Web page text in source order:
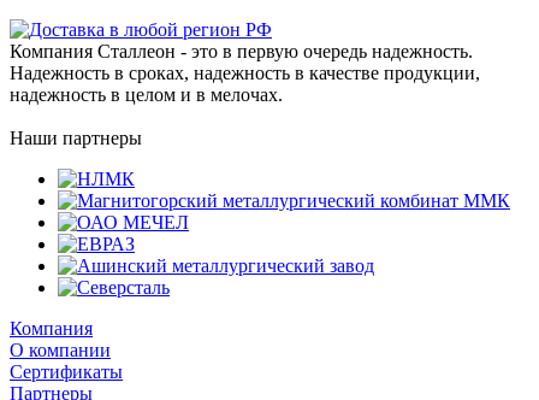
Компания Сталлеон - это в первую очередь надежность.
Надежность в сроках, надежность в качестве продукции,
надежность в целом и в мелочах.
Наши партнеры
Компания
О компании
Сертификаты
Партнеры